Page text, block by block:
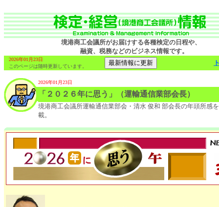
境港商工会議所がお届けする各種検定の日程や、
融資、税務などのビジネス情報です。
2026年01月23日
このページは随時更新しています。
2026年01月23日
「２０２６年に思う」（運輸通信業部会長）
境港商工会議所運輸通信業部会・清水 俊和 部会長の年頭所感
載。